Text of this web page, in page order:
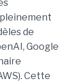
de
Google
Cette